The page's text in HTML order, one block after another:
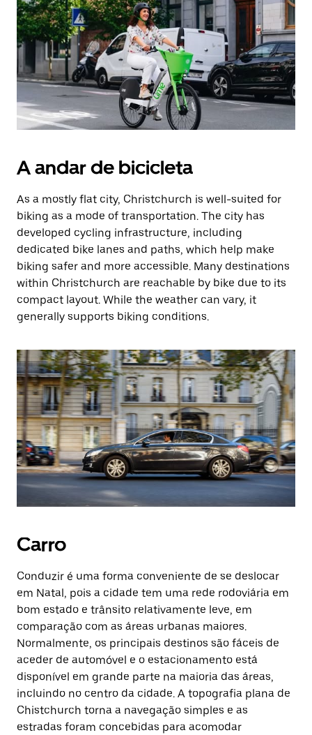
A andar de bicicleta
As a mostly flat city, Christchurch is well-suited for
biking as a mode of transportation. The city has
developed cycling infrastructure, including
dedicated bike lanes and paths, which help make
biking safer and more accessible. Many destinations
within Christchurch are reachable by bike due to its
compact layout. While the weather can vary, it
generally supports biking conditions.
Carro
Conduzir é uma forma conveniente de se deslocar
em Natal, pois a cidade tem uma rede rodoviária em
bom estado e trânsito relativamente leve, em
comparação com as áreas urbanas maiores.
Normalmente, os principais destinos são fáceis de
aceder de automóvel e o estacionamento está
disponível em grande parte na maioria das áreas,
incluindo no centro da cidade. A topografia plana de
Chistchurch torna a navegação simples e as
estradas foram concebidas para acomodar